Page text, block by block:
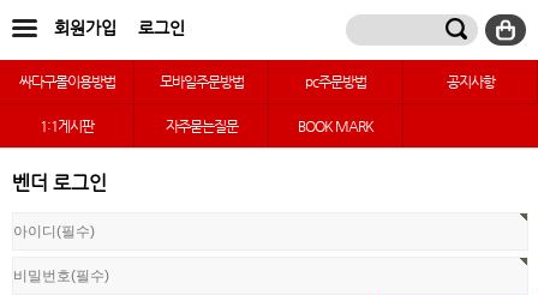
회원가입 로그인
싸다구몰이용방법 모바일주문방법 pc주문방법 공지사항
1:1게시판 자주묻는질문 BOOK MARK
벤더 로그인